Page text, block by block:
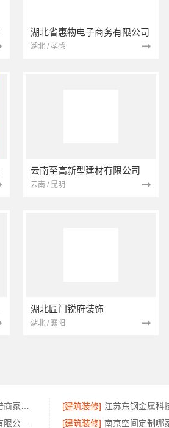
湖北省惠物电子商务有限公司
湖北 / 孝感
云南至高新型建材有限公司
云南 / 昆明
湖北匠门锐府装饰
湖北 / 襄阳
[建筑装修]
[建筑装修]